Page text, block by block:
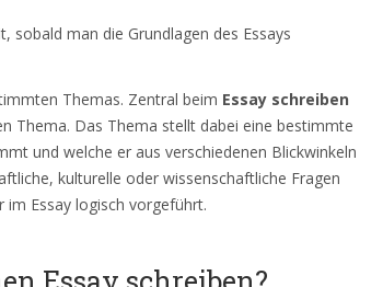
sobald man die Grundlagen des Essays
Themas. Zentral beim Essay schreiben
Thema. Das Thema stellt dabei eine bestimmte
und welche er aus verschiedenen Blickwinkeln
kulturelle oder wissenschaftliche Fragen
im Essay logisch vorgeführt.